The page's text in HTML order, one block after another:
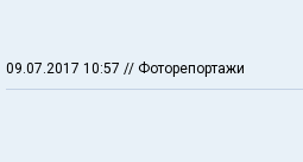
09.07.2017 10:57 // Фоторепортажи